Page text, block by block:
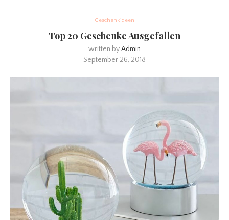
Geschenkideen
Top 20 Geschenke Ausgefallen
written byAdmin
September 26, 2018